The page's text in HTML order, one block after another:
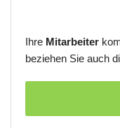
Ihre Mitarbeiter
beziehen Sie auch